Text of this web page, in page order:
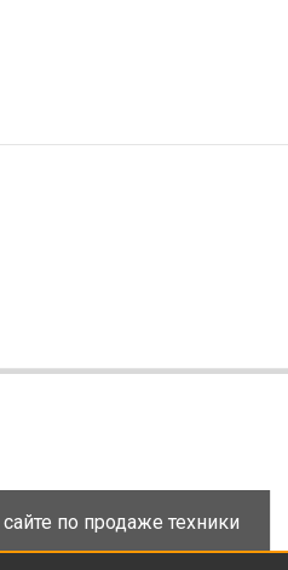
по продаже техники